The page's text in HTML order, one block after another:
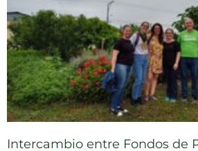
Intercambio entre Fondos de